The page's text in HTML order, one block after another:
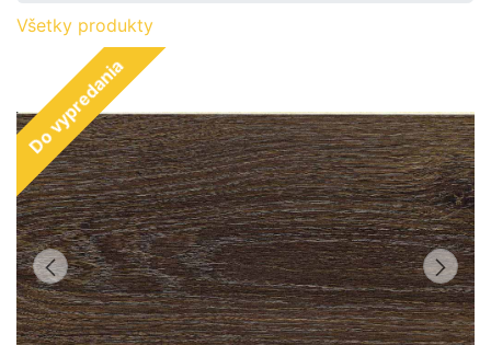
Všetky produkty
Do vypredania